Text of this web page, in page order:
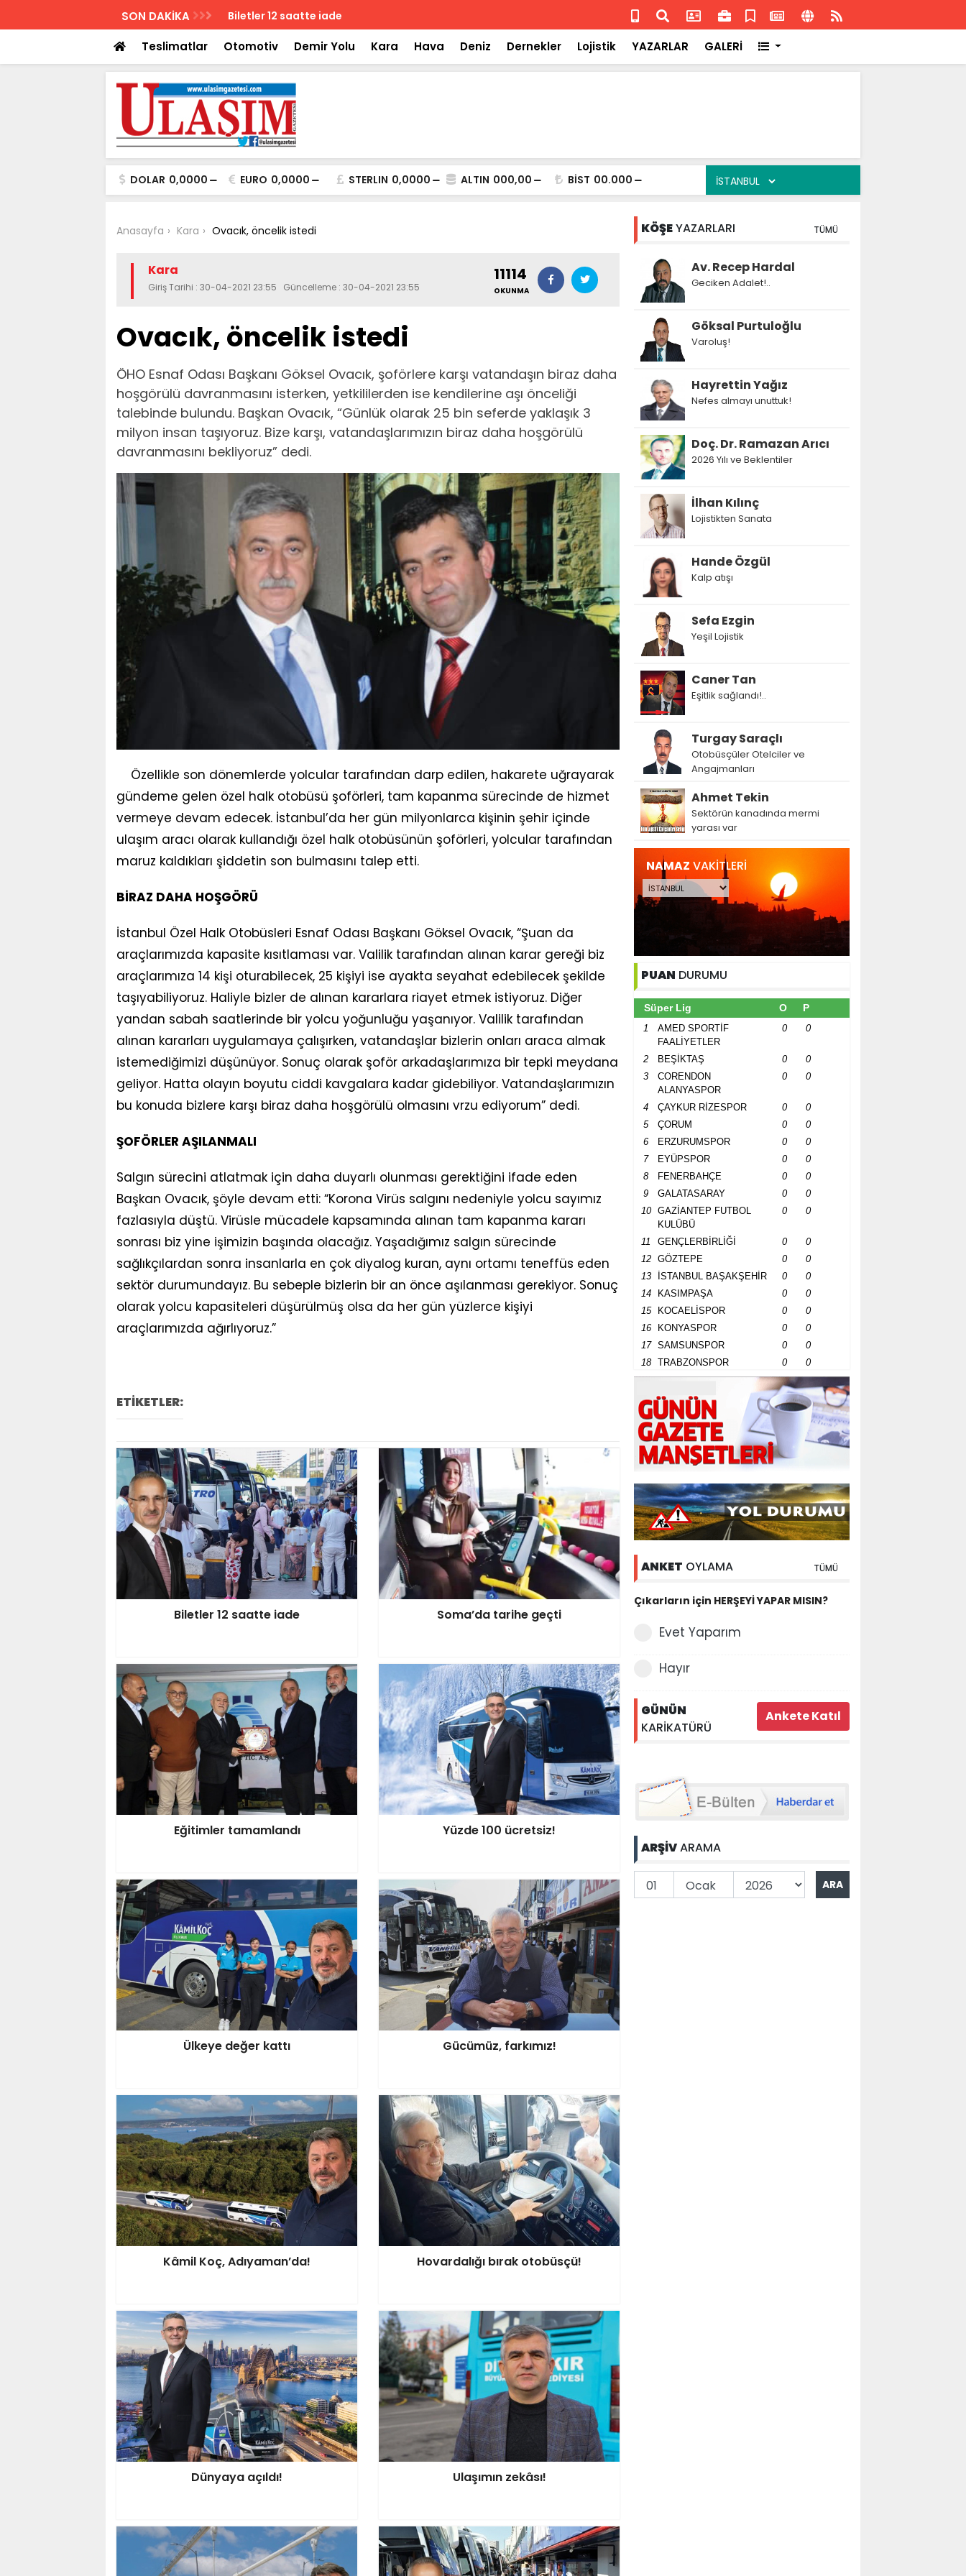
SON DAKİKA Biletler 12 saatte iade Isuzu'nun Fransa'daki başarısı
Teslimatlar Otomotiv Demir Yolu Kara Hava Deniz Dernekler Lojistik YAZARLAR GALERİ
DOLAR 0,0000 EURO 0,0000 STERLIN 0,0000 ALTIN 000,00 BİST 00.000
Anasayfa Kara Ovacık, öncelik istedi
Kara
Giriş Tarihi : 30-04-2021 23:55 Güncelleme : 30-04-2021 23:55
11114
OKUNMA
Ovacık, öncelik istedi
ÖHO Esnaf Odası Başkanı Göksel Ovacık, şoförlere karşı vatandaşın biraz daha
hoşgörülü davranmasını isterken, yetkililerden ise kendilerine aşı önceliği
talebinde bulundu. Başkan Ovacık, “Günlük olarak 25 bin seferde yaklaşık 3
milyon insan taşıyoruz. Bize karşı, vatandaşlarımızın biraz daha hoşgörülü
davranmasını bekliyoruz” dedi.
Özellikle son dönemlerde yolcular tarafından darp edilen, hakarete uğrayarak
gündeme gelen özel halk otobüsü şoförleri, tam kapanma sürecinde de hizmet
vermeye devam edecek. İstanbul’da her gün milyonlarca kişinin şehir içinde
ulaşım aracı olarak kullandığı özel halk otobüsünün şoförleri, yolcular tarafından
maruz kaldıkları şiddetin son bulmasını talep etti.
BİRAZ DAHA HOŞGÖRÜ
İstanbul Özel Halk Otobüsleri Esnaf Odası Başkanı Göksel Ovacık, “Şuan da
araçlarımızda kapasite kısıtlaması var. Valilik tarafından alınan karar gereği biz
araçlarımıza 14 kişi oturabilecek, 25 kişiyi ise ayakta seyahat edebilecek şekilde
taşıyabiliyoruz. Haliyle bizler de alınan kararlara riayet etmek istiyoruz. Diğer
yandan sabah saatlerinde bir yolcu yoğunluğu yaşanıyor. Valilik tarafından
alınan kararları uygulamaya çalışırken, vatandaşlar bizlerin onları araca almak
istemediğimizi düşünüyor. Sonuç olarak şoför arkadaşlarımıza bir tepki meydana
geliyor. Hatta olayın boyutu ciddi kavgalara kadar gidebiliyor. Vatandaşlarımızın
bu konuda bizlere karşı biraz daha hoşgörülü olmasını vrzu ediyorum” dedi.
ŞOFÖRLER AŞILANMALI
Salgın sürecini atlatmak için daha duyarlı olunması gerektiğini ifade eden
Başkan Ovacık, şöyle devam etti: “Korona Virüs salgını nedeniyle yolcu sayımız
fazlasıyla düştü. Virüsle mücadele kapsamında alınan tam kapanma kararı
sonrası biz yine işimizin başında olacağız. Yaşadığımız salgın sürecinde
sağlıkçılardan sonra insanlarla en çok diyalog kuran, aynı ortamı teneffüs eden
sektör durumundayız. Bu sebeple bizlerin bir an önce aşılanması gerekiyor. Sonuç
olarak yolcu kapasiteleri düşürülmüş olsa da her gün yüzlerce kişiyi
araçlarımızda ağırlıyoruz.”
ETİKETLER:
Biletler 12 saatte iade Soma’da tarihe geçti
Eğitimler tamamlandı Yüzde 100 ücretsiz!
Ülkeye değer kattı Gücümüz, farkımız!
Kâmil Koç, Adıyaman’da! Hovardalığı bırak otobüsçü!
Dünyaya açıldı! Ulaşımın zekâsı!
KÖŞEYAZARLARI TÜMÜ
Av. Recep Hardal
Geciken Adalet!..
Göksal Purtuloğlu
Varoluş!
Hayrettin Yağız
Nefes almayı unuttuk!
Doç. Dr. Ramazan Arıcı
2026 Yılı ve Beklentiler
İlhan Kılınç
Lojistikten Sanata
Hande Özgül
Kalp atışı
Sefa Ezgin
Yeşil Lojistik
Caner Tan
Eşitlik sağlandı!..
Turgay Saraçlı
Otobüsçüler Otelciler ve
Angajmanları
Ahmet Tekin
Sektörün kanadında mermi
yarası var
NAMAZ VAKİTLERİ
PUAN DURUMU
Süper Lig O P
1
AMED SPORTİF
FAALİYETLER
0 0
2 BEŞİKTAŞ 0
0
3
CORENDON
ALANYASPOR
0 0
4 ÇAYKUR RİZESPOR 0
0
5
ÇORUM 0
0
6
ERZURUMSPOR 0
0
7
EYÜPSPOR 0
0
8
FENERBAHÇE 0
0
9
GALATASARAY 0
0
10
GAZİANTEP FUTBOL
KULÜBÜ
0 0
11 GENÇLERBİRLİĞİ 0
0
12
GÖZTEPE 0
0
13
İSTANBUL BAŞAKŞEHİR 0
0
14
KASIMPAŞA 0
0
15
KOCAELİSPOR 0
0
16
KONYASPOR 0
0
17
SAMSUNSPOR 0
0
18
TRABZONSPOR 0 0
ANKET OYLAMA TÜMÜ
Çıkarların için HERŞEYİ YAPAR MISIN?
Evet Yaparım
Hayır
GÜNÜN
KARİKATÜRÜ
ARŞİVARAMA